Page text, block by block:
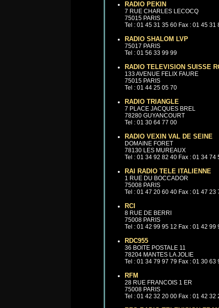
RADIO PEKIN
7 RUE CHARLES LECOCQ
75015 PARIS
Tel : 01 45 31 35 60 Fax : 01 45 31
RADIO SHALOM LVP
75017 PARIS
Tel : 01 56 33 99 99
RADIO TELEVISION SUISSE
133 AVENUE FELIX FAURE
75015 PARIS
Tel : 01 44 25 05 70
RADIO TRIANGLE
7 PLACE JACQUES BREL
78280 GUYANCOURT
Tel : 01 30 64 77 00
RADIO VEXIN VAL DE SEINE
DOMAINE FORET
78130 LES MUREAUX
Tel : 01 34 92 82 40 Fax : 01 34 74
RAI RADIO TELE ITALIENNE
1 RUE DU BOCCADOR
75008 PARIS
Tel : 01 47 20 60 40 Fax : 01 47 23
RCI
8 RUE DE BERRI
75008 PARIS
Tel : 01 42 99 95 12 Fax : 01 42 99
RDC955
36 BOITE POSTALE 11
78204 MANTES LA JOLIE
Tel : 01 34 79 97 79 Fax : 01 30 63
RFM
28 RUE FRANCOIS 1 ER
75008 PARIS
Tel : 01 42 32 20 00 Fax : 01 42 32